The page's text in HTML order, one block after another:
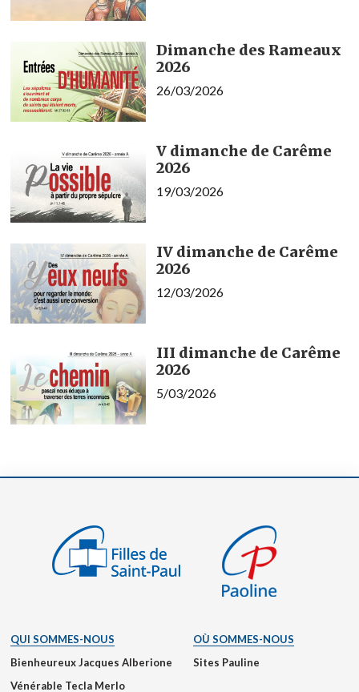
Dimanche des Rameaux
2026
26/03/2026
V dimanche de Carême
2026
19/03/2026
IV dimanche de Carême
2026
12/03/2026
III dimanche de Carême
2026
5/03/2026
QUI SOMMES-NOUS
Bienheureux Jacques Alberione
Vénérable Tecla Merlo
OÙ SOMMES-NOUS
Sites Pauline